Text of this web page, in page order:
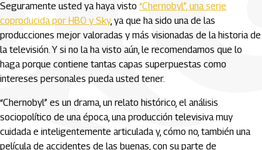
Seguramente usted ya haya visto “Chernobyl”, una serie
coproducida por HBO y Sky, ya que ha sido una de las
producciones mejor valoradas y más visionadas de la historia de
la televisión. Y si no la ha visto aún, le recomendamos que lo
haga porque contiene tantas capas superpuestas como
intereses personales pueda usted tener.
“Chernobyl” es un drama, un relato histórico, el análisis
sociopolítico de una época, una producción televisiva muy
cuidada e inteligentemente articulada y, cómo no, también una
película de accidentes de las buenas, con su parte de